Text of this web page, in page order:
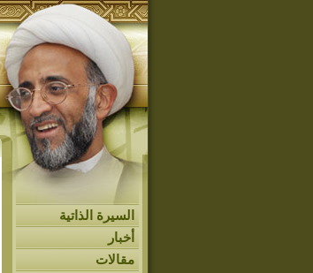
السيرة الذاتية
أخبار
مقالات